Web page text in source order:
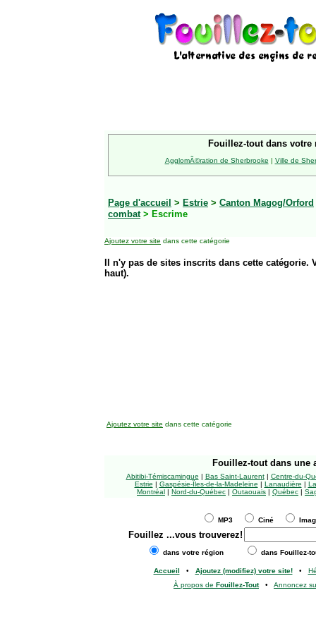
Fouillez-tout dans votre
AgglomÃ©ration de Sherbrooke | Ville de
Page d'accueil > Estrie > Canton Magog/Orford
combat> Escrime
Ajoutez votre site dans cette catégorie
Il n'y pas de sites inscrits dans cette
haut).
Ajoutez votre site dans cette catégorie
Fouillez-tout dans une
Abitibi-Témiscamingue | Bas Saint-Laurent| Centre-du-
Estrie | Gaspésie-Îles-de-la-Madeleine | Lanaudière |
Montréal | Nord-du-Québec | Outaouais | Québec |
MP3 Ciné
Fouillez ...vous trouverez!
dans votre région dans Fouillez-
Accueil • Ajoutez (modifiez) votre site!•
À propos de Fouillez-Tout• Annoncez